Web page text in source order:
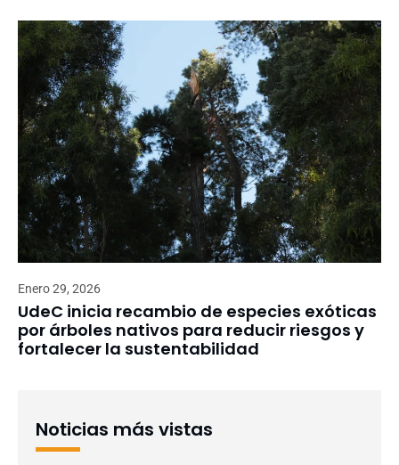
Enero 29, 2026
UdeC inicia recambio de especies exóticas
por árboles nativos para reducir riesgos y
fortalecer la sustentabilidad
Noticias más vistas